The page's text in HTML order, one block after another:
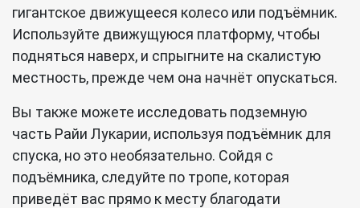
гигантское движущееся колесо или подъёмник.
Используйте движущуюся платформу, чтобы
подняться наверх, и спрыгните на скалистую
местность, прежде чем она начнёт опускаться.
Вы также можете исследовать подземную
часть Райи Лукарии, используя подъёмник для
спуска, но это необязательно. Сойдя с
подъёмника, следуйте по тропе, которая
приведёт вас прямо к месту благодати